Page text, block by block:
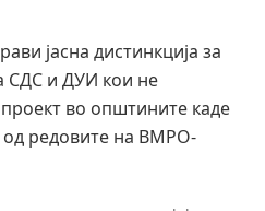
јасна дистинкција за
СДС и ДУИ кои не
во општините каде
редовите на ВМРО-